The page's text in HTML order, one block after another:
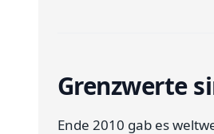
Grenzwerte
Ende 2010 gab es